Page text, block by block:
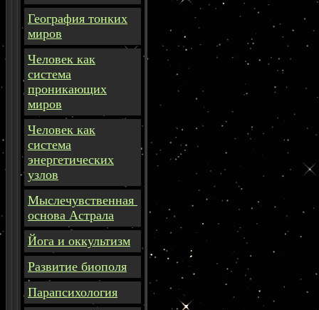
География тонких
миров
Человек как
система
проникающих
миров
Человек как
система
энергетических
узлов
Мыслечувственная
основа Астрала
Йога и оккультизм
Развитие биополя
Парапсихология